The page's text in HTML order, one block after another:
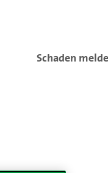
Schaden